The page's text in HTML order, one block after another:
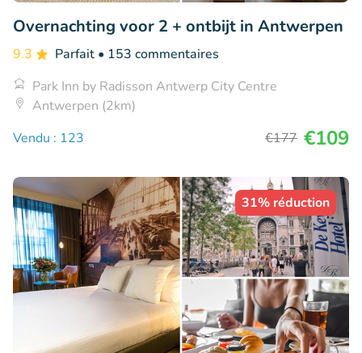
Overnachting voor 2 + ontbijt in Antwerpen
9.3 Parfait • 153 commentaires
Park Inn by Radisson Antwerp City Centre
Antwerpen (2km)
Vendu : 123
€177 €109
31% réduction